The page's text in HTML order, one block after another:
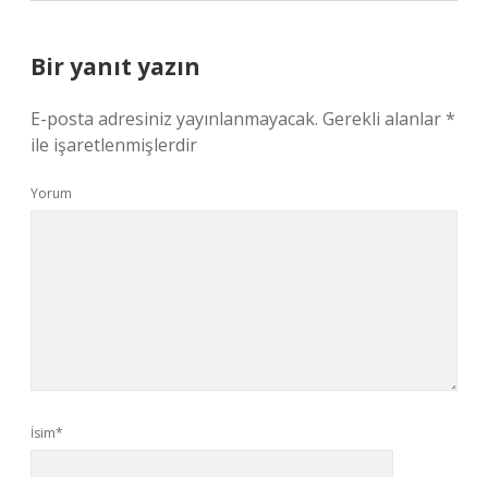
Bir yanıt yazın
E-posta adresiniz yayınlanmayacak. Gerekli alanlar*
ile işaretlenmişlerdir
Yorum
İsim*